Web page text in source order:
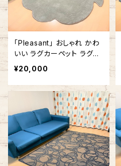
「Pleasant」 おしゃれ かわ
いい ラグカーペット ラグマ
ット ふきだし型 雲形 140c
m x 180cm グリーン
¥20,000